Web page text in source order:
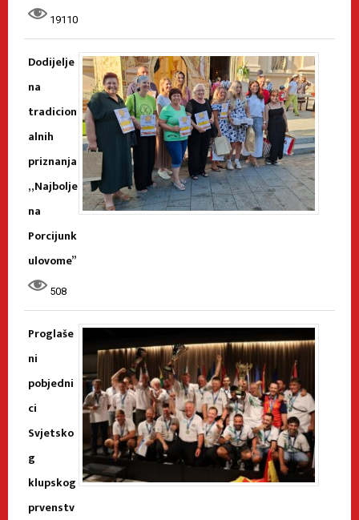
19110
Dodijelje
na
tradicion
alnih
priznanja
„Najbolje
na
Porcijunk
ulovome”
508
Proglaše
ni
pobjedni
ci
Svjetsko
g
klupskog
prvenstv